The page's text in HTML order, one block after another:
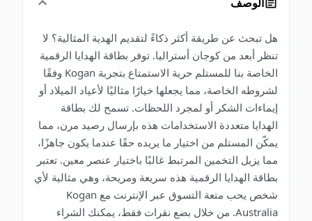
هل تبحث عن طريقة أكثر ذكاءً لتقديم الهدية المثالية؟ لا
تنظر أبعد من كوجان أستراليا. توفر بطاقة الهدايا الرقمية
الخاصة بنا للمستلم حرية الاستمتاع بتجربة Kogan وفقًا
لشروطه الخاصة، مما يجعلها خيارًا مثاليًا لأعياد الميلاد أو
إيماءات الشكر أو لمجرد اللحظات. تسمح لك بطاقة
الهدايا متعددة الاستخدامات هذه بإرسال رصيد مرن، مما
يمكّن المستلم من اختيار ما يريده حقًا عندما يكون جاهزًا،
مما يزيل التخمين المرتبط غالبًا باختيار عنصر معين. تعتبر
بطاقة الهدايا الرقمية هذه سريعة ومريحة، وهي مثالية لأي
شخص يحب متعة التسوق عبر الإنترنت مع Kogan
Australia. من خلال بضع نقرات فقط، يمكنك الشراء